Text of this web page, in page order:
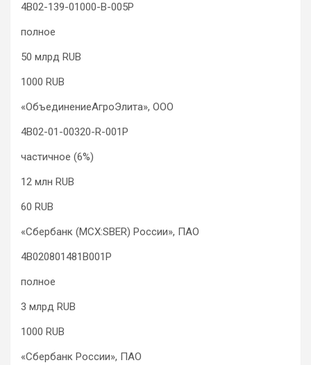
4B02-139-01000-B-005P
полное
50 млрд RUB
1000 RUB
«ОбъединениеАгроЭлита», ООО
4B02-01-00320-R-001P
частичное (6%)
12 млн RUB
60 RUB
«Сбербанк (MCX:SBER) России», ПАО
4B020801481B001P
полное
3 млрд RUB
1000 RUB
«Сбербанк России», ПАО